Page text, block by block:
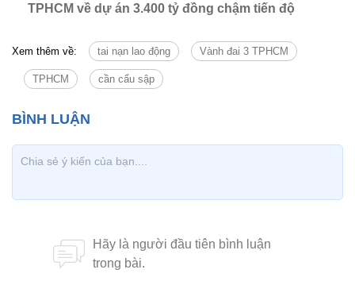
TPHCM về dự án 3.400 tỷ đồng chậm tiến độ
Xem thêm về: tai nạn lao động Vành đai 3 TPHCM
TPHCM cần cẩu sập